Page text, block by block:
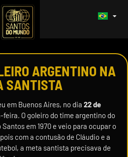
ARGENTINO NA
SANTISTA
em Buenos Aires, no dia 22 de
feira. O goleiro do time argentino do
em 1970 e veio para ocupar o
com a contusão de Cláudio e a
a meta santista precisava de